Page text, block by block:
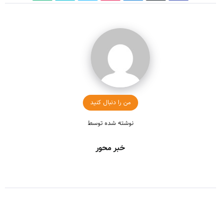
من را دنبال کنید
نوشته شده توسط
خبر محور